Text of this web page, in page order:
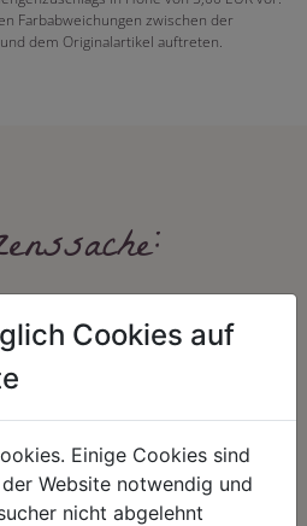
Farbabweichungen zwischen der
dem Originalartikel auftreten.
FAIRNESS
Nicht immer ist der günstigste Preis
Cookies auf
Einige Cookies sind
Website notwendig und
nicht abgelehnt